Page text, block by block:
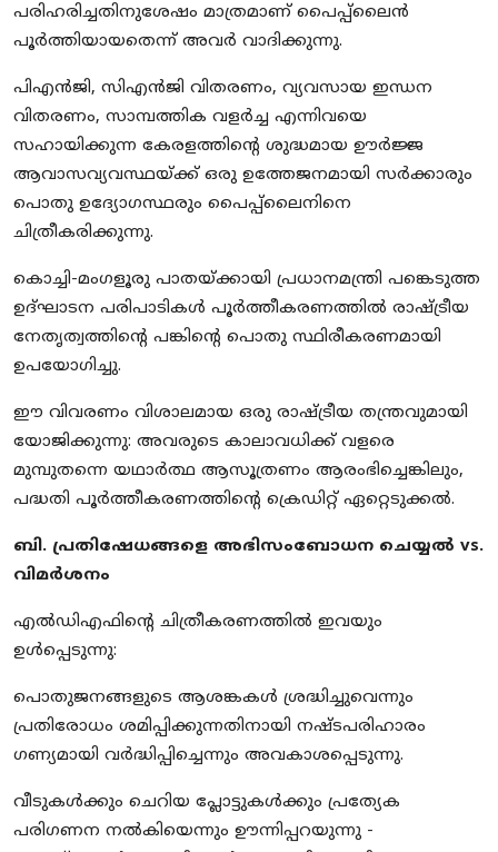
പരിഹരിച്ചതിനുശേഷം മാത്രമാണ് പൈപ്പ്ലൈൻ
പൂർത്തിയായതെന്ന് അവർ വാദിക്കുന്നു.
പിഎൻജി, സിഎൻജി വിതരണം, വ്യവസായ ഇന്ധന
വിതരണം, സാമ്പത്തിക വളർച്ച എന്നിവയെ
സഹായിക്കുന്ന കേരളത്തിന്റെ ശുദ്ധമായ ഊർജ്ജ
ആവാസവ്യവസ്ഥയ്ക്ക് ഒരു ഉത്തേജനമായി സർക്കാരും
പൊതു ഉദ്യോഗസ്ഥരും പൈപ്പ്ലൈനിനെ
ചിത്രീകരിക്കുന്നു.
കൊച്ചി-മംഗളൂരു പാതയ്ക്കായി പ്രധാനമന്ത്രി പങ്കെടുത്ത
ഉദ്ഘാടന പരിപാടികൾ പൂർത്തീകരണത്തിൽ രാഷ്ട്രീയ
നേതൃത്വത്തിന്റെ പങ്കിന്റെ പൊതു സ്ഥിരീകരണമായി
ഉപയോഗിച്ചു.
ഈ വിവരണം വിശാലമായ ഒരു രാഷ്ട്രീയ തന്ത്രവുമായി
യോജിക്കുന്നു: അവരുടെ കാലാവധിക്ക് വളരെ
മുമ്പുതന്നെ യഥാർത്ഥ ആസൂത്രണം ആരംഭിച്ചെങ്കിലും,
പദ്ധതി പൂർത്തീകരണത്തിന്റെ ക്രെഡിറ്റ് ഏറ്റെടുക്കൽ.
ബി. പ്രതിഷേധങ്ങളെ അഭിസംബോധന ചെയ്യൽ vs.
വിമർശനം
എൽഡിഎഫിന്റെ ചിത്രീകരണത്തിൽ ഇവയും
ഉൾപ്പെടുന്നു:
പൊതുജനങ്ങളുടെ ആശങ്കകൾ ശ്രദ്ധിച്ചുവെന്നും
പ്രതിരോധം ശമിപ്പിക്കുന്നതിനായി നഷ്ടപരിഹാരം
ഗണ്യമായി വർദ്ധിപ്പിച്ചെന്നും അവകാശപ്പെടുന്നു.
വീടുകൾക്കും ചെറിയ പ്ലോട്ടുകൾക്കും പ്രത്യേക
പരിഗണന നൽകിയെന്നും ഊന്നിപ്പറയുന്നു -